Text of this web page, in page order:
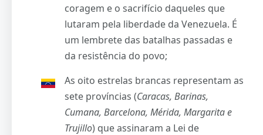
coragem e o sacrifício daqueles que
lutaram pela liberdade da Venezuela. É
um lembrete das batalhas passadas e
da resistência do povo;
As oito estrelas brancas representam as
sete províncias (Caracas, Barinas,
Cumana, Barcelona, Mérida, Margarita e
Trujillo) que assinaram a Lei de